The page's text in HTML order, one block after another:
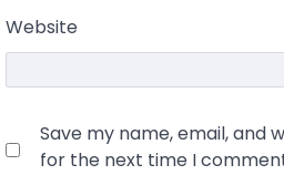
Website
Save my name, email, and
for the next time I